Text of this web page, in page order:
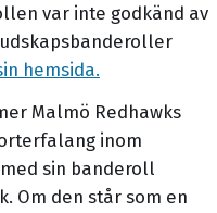
var inte godkänd av
hemsida.
Malmö Redhawks
inom
sin banderoll
Om den står som en